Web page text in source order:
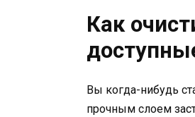
Как
Вы когда-нибудь
прочным слоем